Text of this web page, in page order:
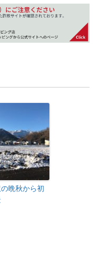
晩秋から初